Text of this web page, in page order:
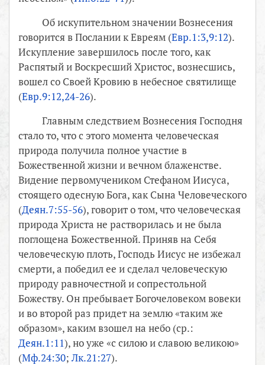
Об искупительном значении Вознесения
говорится в Послании к Евреям (Евр.1:3,9:12).
Искупление завершилось после того, как
Распятый и Воскресший Христос, вознесшись,
вошел со Своей Кровию в небесное святилище
(Евр.9:12,24-26).
Главным следствием Вознесения Господня
стало то, что с этого момента человеческая
природа получила полное участие в
Божественной жизни и вечном блаженстве.
Видение первомучеником Стефаном Иисуса,
стоящего одесную Бога, как Сына Человеческого
(Деян.7:55-56), говорит о том, что человеческая
природа Христа не растворилась и не была
поглощена Божественной. Приняв на Себя
человеческую плоть, Господь Иисус не избежал
смерти, а победил ее и сделал человеческую
природу равночестной и сопрестольной
Божеству. Он пребывает Богочеловеком вовеки
и во второй раз придет на землю «таким же
образом», каким взошел на небо (ср.:
Деян.1:11), но уже «с силою и славою великою»
(Мф.24:30; Лк.21:27).